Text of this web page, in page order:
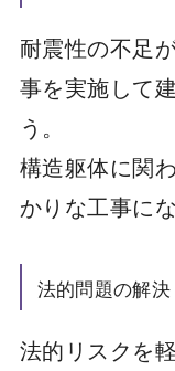
耐震性の不足
事を実施して
う。
構造躯体に関
かりな工事に
法的問題の解決
法的リスクを